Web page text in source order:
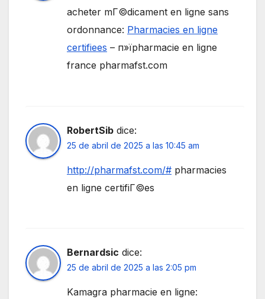
acheter mГ©dicament en ligne sans
ordonnance: Pharmacies en ligne
certifiees – п»їpharmacie en ligne
france pharmafst.com
RobertSib dice:
25 de abril de 2025 a las 10:45 am
http://pharmafst.com/# pharmacies
en ligne certifiГ©es
Bernardsic dice:
25 de abril de 2025 a las 2:05 pm
Kamagra pharmacie en ligne: